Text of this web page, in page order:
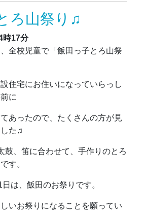
ろ山祭り♫
時17分
全校児童で「飯田っ子とろ山祭
住宅にお住いになっていらっし
に
あったので、たくさんの方が見
た♫
鼓、笛に合わせて、手作りのとろ
す。
は、飯田のお祭りです。
いお祭りになることを願ってい